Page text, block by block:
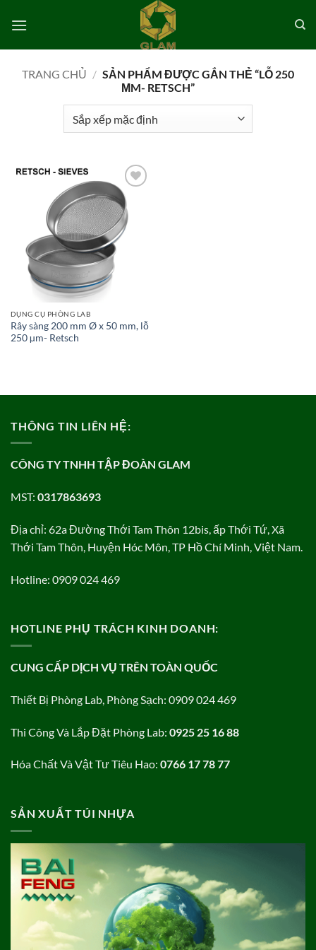
qua
TRANG CHỦ / SẢN PHẨM ĐƯỢC GẮN THẺ “LỖ 250
ΜM- RETSCH”
Add to
wishlist
DỤNG CỤ PHÒNG LAB
Rây sàng 200 mm Ø x 50 mm, lỗ
250 µm- Retsch
THÔNG TIN LIÊN HỆ:
CÔNG TY TNHH TẬP ĐOÀN GLAM
MST: 0317863693
Địa chỉ: 62a Đường Thới Tam Thôn 12bis, ấp Thới Tứ, Xã
Thới Tam Thôn, Huyện Hóc Môn, TP Hồ Chí Minh, Việt Nam.
Hotline: 0909 024 469
HOTLINE PHỤ TRÁCH KINH DOANH:
CUNG CẤP DỊCH VỤ TRÊN TOÀN QUỐC
Thiết Bị Phòng Lab, Phòng Sạch: 0909 024 469
Thi Công Và Lắp Đặt Phòng Lab: 0925 25 16 88
Hóa Chất Và Vật Tư Tiêu Hao: 0766 17 78 77
SẢN XUẤT TÚI NHỰA